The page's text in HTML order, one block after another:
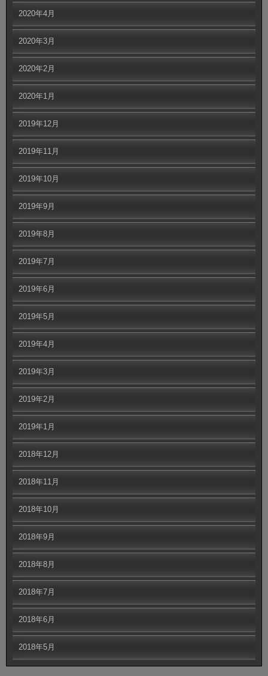
2020年4月
2020年3月
2020年2月
2020年1月
2019年12月
2019年11月
2019年10月
2019年9月
2019年8月
2019年7月
2019年6月
2019年5月
2019年4月
2019年3月
2019年2月
2019年1月
2018年12月
2018年11月
2018年10月
2018年9月
2018年8月
2018年7月
2018年6月
2018年5月